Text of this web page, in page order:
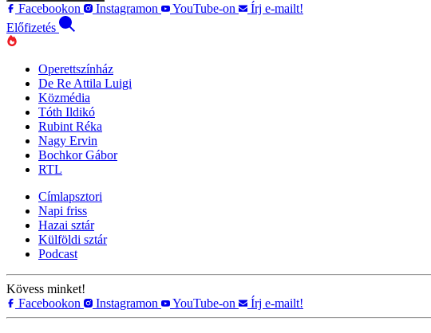
Facebookon Instagramon YouTube-on
Írj e-mailt!
Előfizetés
Operettszínház
De Re Attila Luigi
Közmédia
Tóth Ildikó
Rubint Réka
Nagy Ervin
Bochkor Gábor
RTL
Címlapsztori
Napi friss
Hazai sztár
Külföldi sztár
Podcast
Kövess minket!
Facebookon
Instagramon YouTube-on Írj e-mailt!